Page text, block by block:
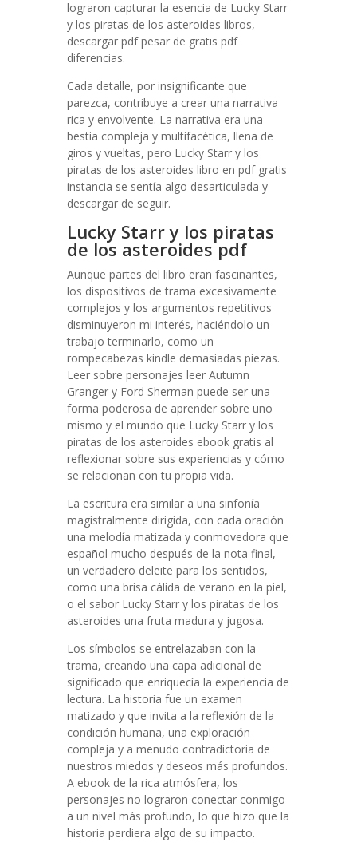
lograron capturar la esencia de Lucky Starr
y los piratas de los asteroides libros,
descargar pdf pesar de gratis pdf
diferencias.
Cada detalle, por insignificante que
parezca, contribuye a crear una narrativa
rica y envolvente. La narrativa era una
bestia compleja y multifacética, llena de
giros y vueltas, pero Lucky Starr y los
piratas de los asteroides libro en pdf gratis
instancia se sentía algo desarticulada y
descargar de seguir.
Lucky Starr y los piratas
de los asteroides pdf
Aunque partes del libro eran fascinantes,
los dispositivos de trama excesivamente
complejos y los argumentos repetitivos
disminuyeron mi interés, haciéndolo un
trabajo terminarlo, como un
rompecabezas kindle demasiadas piezas.
Leer sobre personajes leer Autumn
Granger y Ford Sherman puede ser una
forma poderosa de aprender sobre uno
mismo y el mundo que Lucky Starr y los
piratas de los asteroides ebook gratis al
reflexionar sobre sus experiencias y cómo
se relacionan con tu propia vida.
La escritura era similar a una sinfonía
magistralmente dirigida, con cada oración
una melodía matizada y conmovedora que
español mucho después de la nota final,
un verdadero deleite para los sentidos,
como una brisa cálida de verano en la piel,
o el sabor Lucky Starr y los piratas de los
asteroides una fruta madura y jugosa.
Los símbolos se entrelazaban con la
trama, creando una capa adicional de
significado que enriquecía la experiencia de
lectura. La historia fue un examen
matizado y que invita a la reflexión de la
condición humana, una exploración
compleja y a menudo contradictoria de
nuestros miedos y deseos más profundos.
A ebook de la rica atmósfera, los
personajes no lograron conectar conmigo
a un nivel más profundo, lo que hizo que la
historia perdiera algo de su impacto.